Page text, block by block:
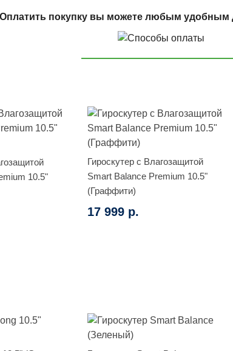
Оплатить покупку вы можете любым удобным
10.5"
Гироскутер с Влагозащитой
Smart Balance Premium 10.5"
(Граффити)
17 999 р.